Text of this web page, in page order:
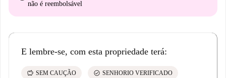
não é reembolsável
E lembre-se, com esta propriedade terá:
savings SEM CAUÇÃO check_circle SENHORIO VERIFICADO